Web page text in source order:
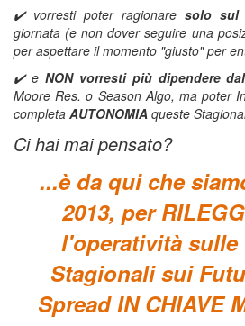
✔️ vorresti poter ragionare solo sul
giornata (e non dover seguire una
per aspettare il momento "giusto" per
✔️ e NON vorresti più dipendere
Moore Res. o Season Algo, ma poter
completa AUTONOMIA queste
Ci hai mai pensato?
...è da qui che
2013, per
l'operatività sulle
Stagionali sui
Spread IN CHIAVE